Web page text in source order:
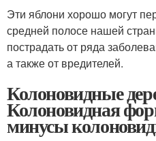
Эти яблони хорошо могут
средней полосе нашей
пострадать от ряда
а также от вредителей.
Колоновидные
Колоновидная
минусы